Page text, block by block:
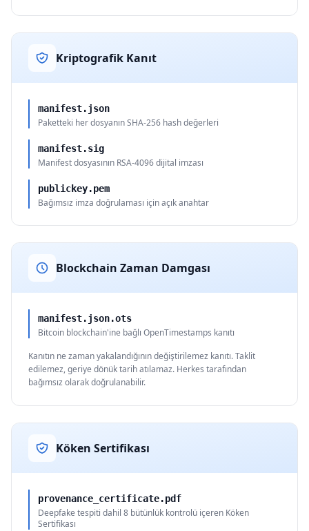
Kriptografik Kanıt
manifest.json
Paketteki her dosyanın SHA-256 hash değerleri
manifest.sig
Manifest dosyasının RSA-4096 dijital imzası
publickey.pem
Bağımsız imza doğrulaması için açık anahtar
Blockchain Zaman Damgası
manifest.json.ots
Bitcoin blockchain'ine bağlı OpenTimestamps kanıtı
Kanıtın ne zaman yakalandığının değiştirilemez kanıtı. Taklit
edilemez, geriye dönük tarih atılamaz. Herkes tarafından
bağımsız olarak doğrulanabilir.
Köken Sertifikası
provenance_certificate.pdf
Deepfake tespiti dahil 8 bütünlük kontrolü içeren Köken
Sertifikası